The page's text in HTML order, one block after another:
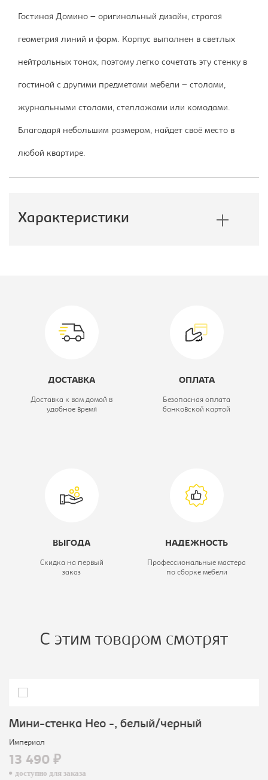
Гостиная Домино – оригинальный дизайн, строгая
геометрия линий и форм. Корпус выполнен в светлых
нейтральных тонах, поэтому легко сочетать эту стенку в
гостиной с другими предметами мебели – столами,
журнальными столами, стеллажами или комодами.
Благодаря небольшим размером, найдет своё место в
любой квартире.
Характеристики
Ширина, мм: 2535
Высота, мм:
ДОСТАВКА
Доставка к вам домой в
удобное время
ОПЛАТА
Безопасная оплата
банковской картой
ВЫГОДА
Скидка на первый
заказ
НАДЕЖНОСТЬ
Профессиональные мастера
по сборке мебели
С этим товаром смотрят
Мини-стенка Нео -, белый/черный
Империал
13 490 ₽
доступно для заказа